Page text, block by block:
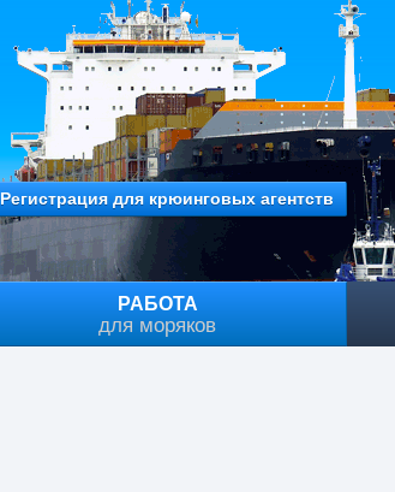
Регистрация для крюинговых агентств
РАБОТА
для моряков